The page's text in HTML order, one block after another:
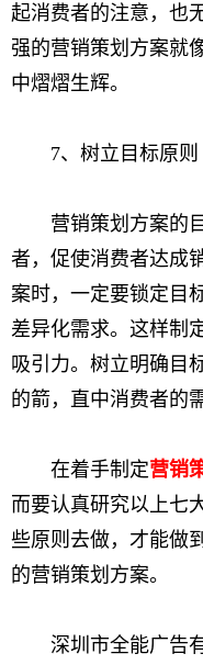
起消费者的注意，也
强的营销策划方案就
中熠熠生辉。
7、树立目标原则
营销策划方案的目
者，促使消费者达成
案时，一定要锁定目
差异化需求。这样制
吸引力。树立明确目
的箭，直中消费者的
在着手制定营销
而要认真研究以上七
些原则去做，才能做
的营销策划方案。
深圳市全能广告有